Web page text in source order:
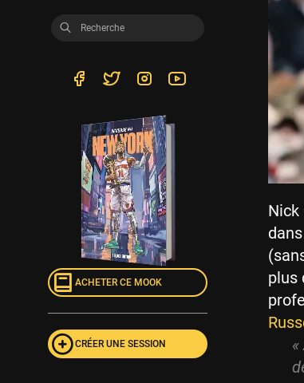
Nick
plus
ACHETER CE MOOK
CRÉER UNE SESSION